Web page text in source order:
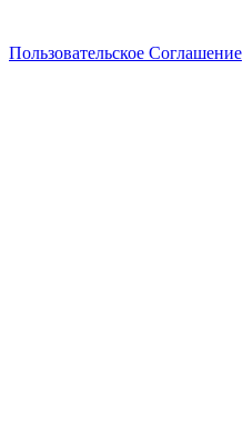
Пользовательское Соглашение